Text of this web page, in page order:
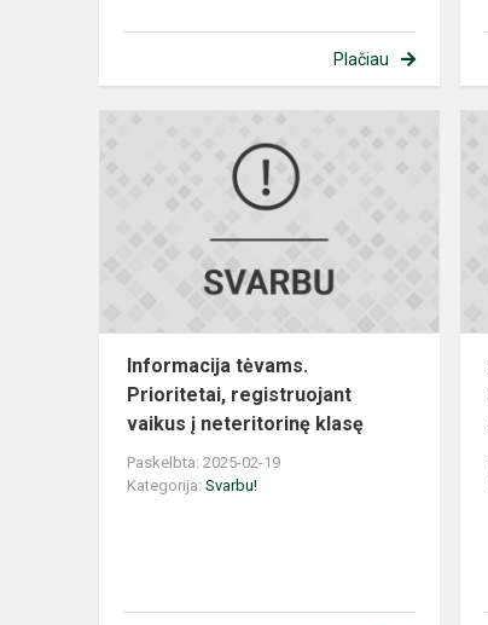
Plačiau
Informacija tėvams.
Prioritetai, registruojant
vaikus į neteritorinę klasę
Paskelbta: 2025-02-19
Kategorija: Svarbu!